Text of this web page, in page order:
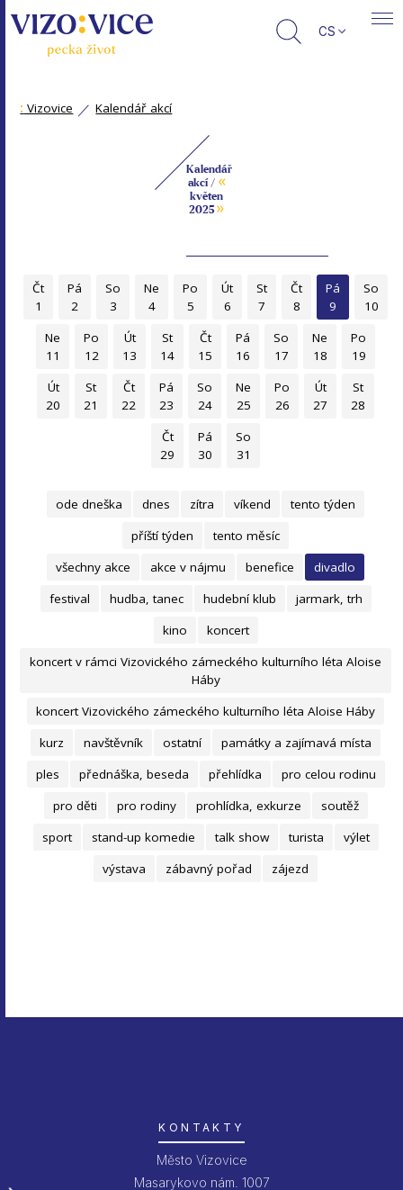
CS
: Vizovice Kalendář akcí
Kalendář
akcí / «
květen
2025»
Čt
1
Pá
2
So
3
Ne
4
Po
5
Út
6
St
7
Čt
8
Pá
9
So
10
Ne
11
Po
12
Út
13
St
14
Čt
15
Pá
16
So
17
Ne
18
Po
19
Út
20
St
21
Čt
22
Pá
23
So
24
Ne
25
Po
26
Út
27
St
28
Čt
29
Pá
30
So
31
ode dneška dnes zítra víkend
tento týden
příští týden
tento měsíc
všechny akce
akce v nájmu benefice
divadlo
festival
hudba, tanec hudební klub
jarmark, trh
kino
koncert
koncert v rámci Vizovického zámeckého kulturního léta Aloise
Háby
koncert Vizovického zámeckého kulturního léta Aloise Háby
kurz
navštěvník ostatní
památky a zajímavá místa
ples
přednáška, beseda přehlídka
pro celou rodinu
pro děti
pro rodiny prohlídka, exkurze
soutěž
sport
stand-up komedie talk show turista
výlet
výstava
zábavný pořad zájezd
KONTAKTY
Město Vizovice
Masarykovo nám. 1007